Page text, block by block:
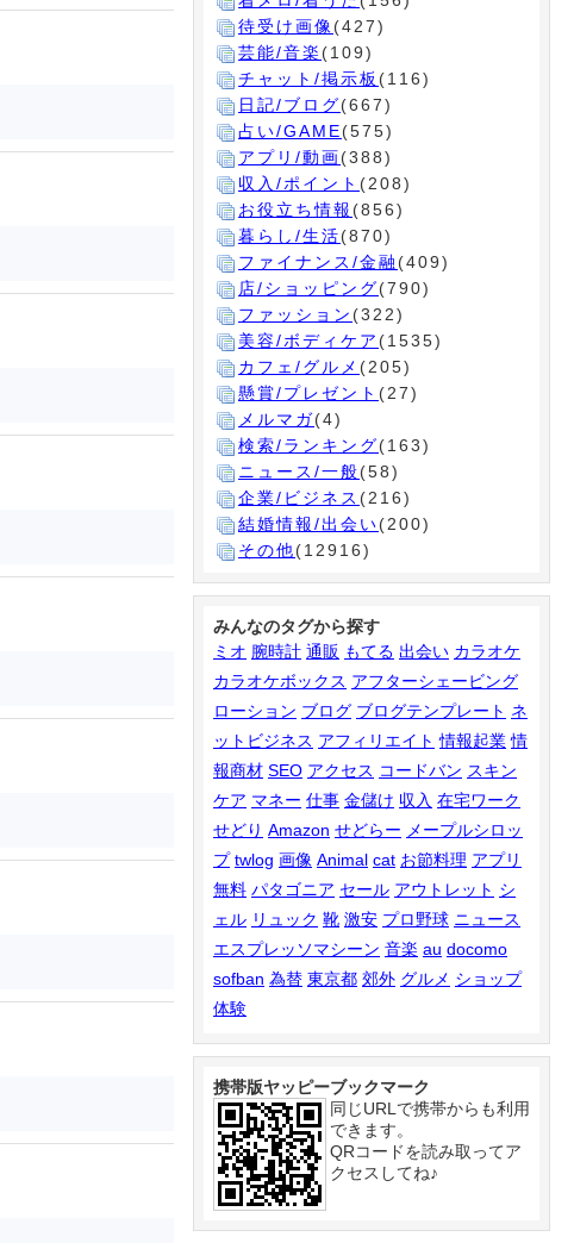
待受け画像(427)
芸能/音楽 (109)
チャット/掲示板 (116)
日記/ブログ(667)
占い/GAME(575)
アプリ/動画(388)
収入/ポイント (208)
お役立ち情報 (856)
暮らし/生活(870)
ファイナンス/金融 (409)
店/ショッピング(790)
ファッション (322)
美容/ボディケア (1535)
カフェ/グルメ (205)
懸賞/プレゼント (27)
メルマガ(4)
検索/ランキング(163)
ニュース/一般(58)
企業/ビジネス (216)
結婚情報/出会い(200)
その他(12916)
みんなのタグから探す
ミオ 腕時計 通販 もてる 出会い カラオケ
カラオケボックス アフターシェービング
ローション ブログ ブログテンプレート ネ
ットビジネス アフィリエイト 情報起業 情
報商材 SEO アクセス コードバン スキン
ケア マネー 仕事 金儲け 収入 在宅ワーク
せどり Amazon せどらー メープルシロッ
プ twlog 画像 Animal cat お節料理 アプリ
無料 パタゴニア セール アウトレット シ
ェル リュック 靴 激安 プロ野球 ニュース
エスプレッソマシーン 音楽 au docomo
sofban 為替 東京都 郊外 グルメ ショップ
体験
携帯版ヤッピーブックマーク
同じURLで携帯からも利用
できます。
QRコードを読み取ってア
クセスしてね♪